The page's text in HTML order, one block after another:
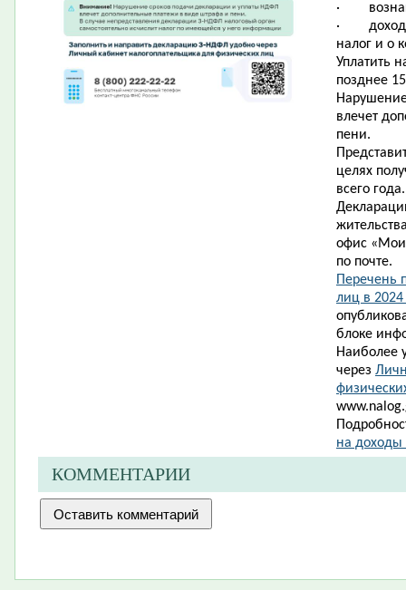
·
·
налог и о
Уплатить
позднее
влечет
пени.
целях
всего года.
офис
по почте.
Перечень
лиц в 2024
блоке
Наиболее
через
на
КОММЕНТАРИИ